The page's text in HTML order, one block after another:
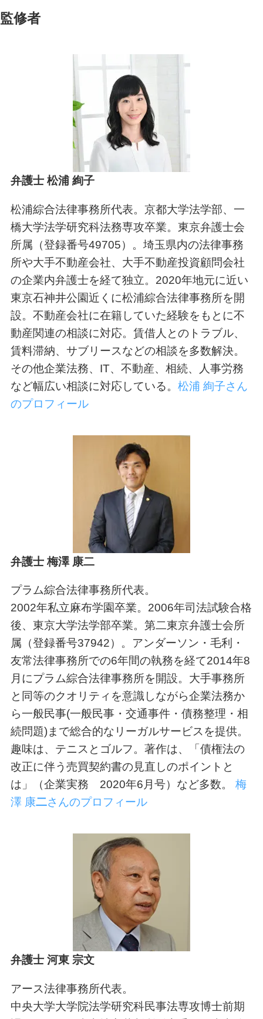
監修者
弁護士 松浦 絢子
松浦綜合法律事務所代表。京都大学法学部、一
橋大学法学研究科法務専攻卒業。東京弁護士会
所属（登録番号49705）。埼玉県内の法律事務
所や大手不動産会社、大手不動産投資顧問会社
の企業内弁護士を経て独立。2020年地元に近い
東京石神井公園近くに松浦綜合法律事務所を開
設。不動産会社に在籍していた経験をもとに不
動産関連の相談に対応。賃借人とのトラブル、
賃料滞納、サブリースなどの相談を多数解決。
その他企業法務、IT、不動産、相続、人事労務
など幅広い相談に対応している。 松浦 絢子さん
のプロフィール
弁護士 梅澤 康二
プラム綜合法律事務所代表。
2002年私立麻布学園卒業。2006年司法試験合格
後、東京大学法学部卒業。第二東京弁護士会所
属（登録番号37942）。アンダーソン・毛利・
友常法律事務所での6年間の執務を経て2014年8
月にプラム綜合法律事務所を開設。大手事務所
と同等のクオリティを意識しながら企業法務か
ら一般民事(一般民事・交通事件・債務整理・相
続問題)まで総合的なリーガルサービスを提供。
趣味は、テニスとゴルフ。著作は、「債権法の
改正に伴う売買契約書の見直しのポイントと
は」（企業実務 2020年6月号）など多数。 梅
澤 康二さんのプロフィール
弁護士 河東 宗文
アース法律事務所代表。
中央大学大学院法学研究科民事法専攻博士前期